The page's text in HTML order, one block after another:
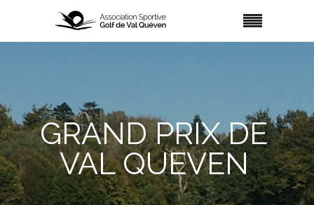
GRAND PRIX DE
VAL QUEVEN